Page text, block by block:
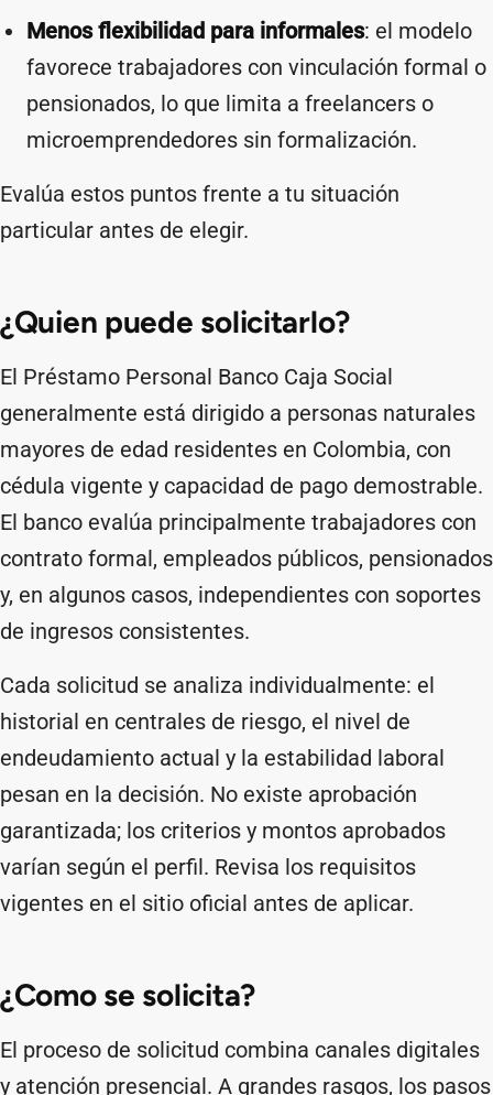
Menos flexibilidad para informales: el modelo
favorece trabajadores con vinculación formal o
pensionados, lo que limita a freelancers o
microemprendedores sin formalización.
Evalúa estos puntos frente a tu situación
particular antes de elegir.
¿Quien puede solicitarlo?
El Préstamo Personal Banco Caja Social
generalmente está dirigido a personas naturales
mayores de edad residentes en Colombia, con
cédula vigente y capacidad de pago demostrable.
El banco evalúa principalmente trabajadores con
contrato formal, empleados públicos, pensionados
y, en algunos casos, independientes con soportes
de ingresos consistentes.
Cada solicitud se analiza individualmente: el
historial en centrales de riesgo, el nivel de
endeudamiento actual y la estabilidad laboral
pesan en la decisión. No existe aprobación
garantizada; los criterios y montos aprobados
varían según el perfil. Revisa los requisitos
vigentes en el sitio oficial antes de aplicar.
¿Como se solicita?
El proceso de solicitud combina canales digitales
y atención presencial. A grandes rasgos, los pasos